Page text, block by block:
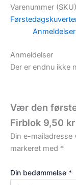
Varenummer
Anmeldelser
Der er endnu ikke
Vær den
Firblok 9,50
Din e-mailadresse
markeret med *
Din bedømmelse *